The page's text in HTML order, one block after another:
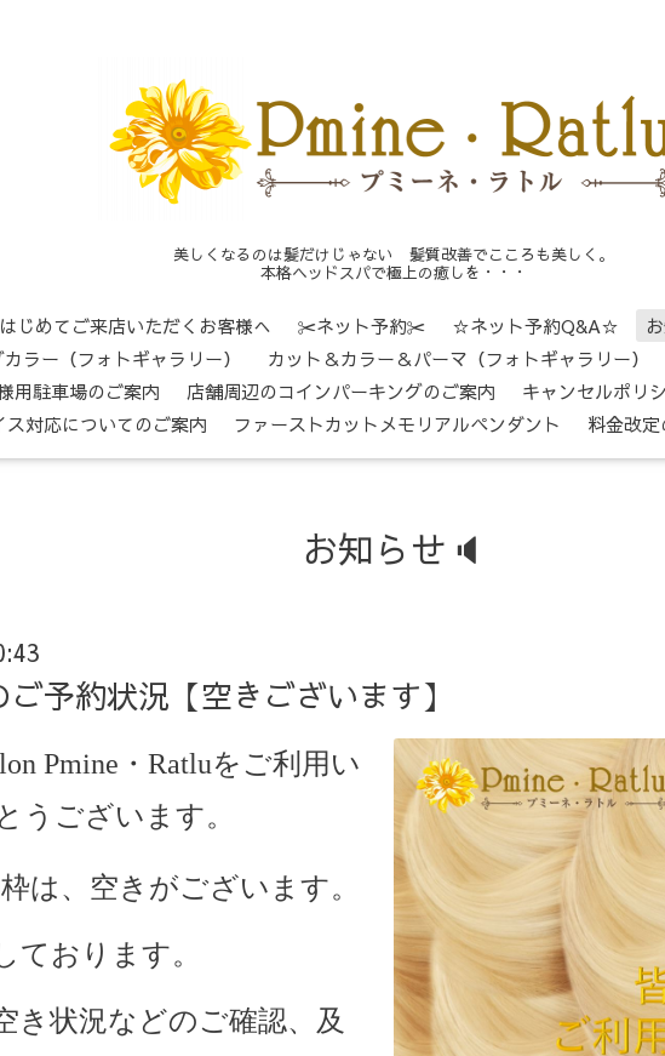
美しくなるのは髪だけじゃない 髪質改善でこころも美しく。
本格ヘッドスパで極上の癒しを・・・
はじめてご来店いただくお客様へ ✂ネット予約✂ ☆ネット予約Q&A☆
ラー（フォトギャラリー）
カット＆カラー＆パーマ（フォトギャラリー）
用駐車場のご案内 店舗周辺のコインパーキングのご案内
キャンセルポリ
ス対応についてのご案内 ファーストカットメモリアルペンダント 料金改
お知らせ🔈
予約状況【空きございます】
Pmine・Ratluをご利用い
うございます。
は、空きがございます。
ております。
き状況などのご確認、及